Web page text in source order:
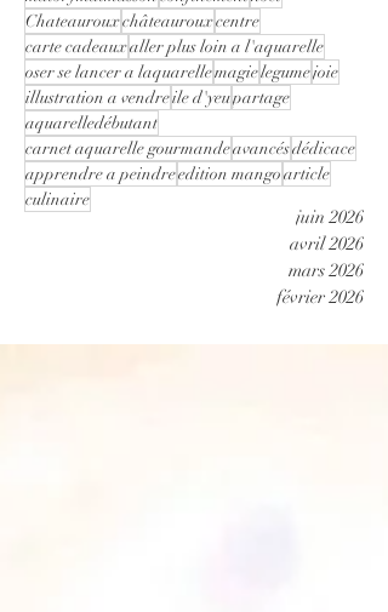
juin 2026
avril 2026
mars 2026
février 2026
Chateaurouxchâteaurouxcentre
carte cadeauxaller plus loin a l'aquarelle
oser se lancer a laquarellemagielegumejoie
illustration a vendreile d'yeupartage
aquarelledébutant
carnet aquarelle gourmandeavancésdédicace
apprendre a peindreedition mangoarticle
culinaire